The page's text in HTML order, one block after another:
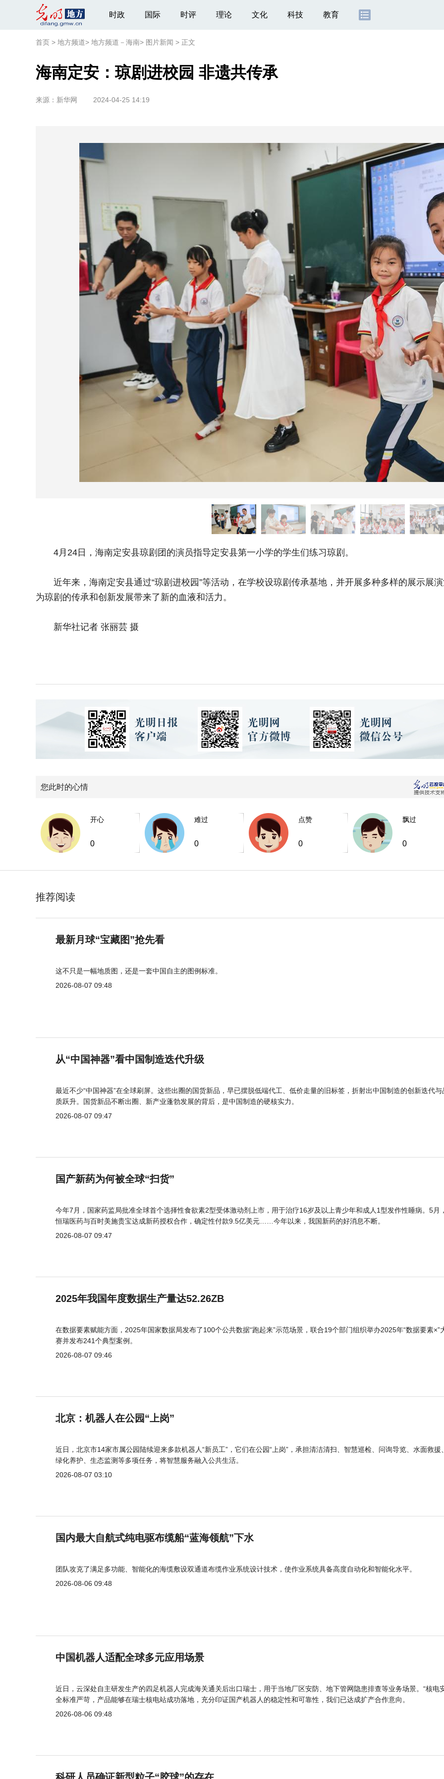
时政 国际 时评 理论 文化 科技 教育
首页 > 地方频道> 地方频道－海南> 图片新闻 > 正文
海南定安：琼剧进校园 非遗共传承
来源： 新华网 2024-04-25 14:19
4月24日，海南定安县琼剧团的演员指导定安县第一小学的学生们练习琼剧。
近年来，海南定安县通过“琼剧进校园”等活动，在学校设琼剧传承基地，并开展多种多样的展示展
为琼剧的传承和创新发展带来了新的血液和活力。
新华社记者 张丽芸 摄
您此时的心情
开心
0
难过
0
点赞
0
飘过
0
推荐阅读
最新月球“宝藏图”抢先看
这不只是一幅地质图，还是一套中国自主的图例标准。
2026-08-07 09:48
从“中国神器”看中国制造迭代升级
最近不少“中国神器”在全球刷屏。这些出圈的国货新品，早已摆脱低端代工、低价走量的旧标签，折射出中国制造的创新迭代与
质跃升。国货新品不断出圈、新产业蓬勃发展的背后，是中国制造的硬核实力。
2026-08-07 09:47
国产新药为何被全球“扫货”
今年7月，国家药监局批准全球首个选择性食欲素2型受体激动剂上市，用于治疗16岁及以上青少年和成人1型发作性睡病。5月
恒瑞医药与百时美施贵宝达成新药授权合作，确定性付款9.5亿美元……今年以来，我国新药的好消息不断。
2026-08-07 09:47
2025年我国年度数据生产量达52.26ZB
在数据要素赋能方面，2025年国家数据局发布了100个公共数据“跑起来”示范场景，联合19个部门组织举办2025年“数据要素×”
赛并发布241个典型案例。
2026-08-07 09:46
北京：机器人在公园“上岗”
近日，北京市14家市属公园陆续迎来多款机器人“新员工”，它们在公园“上岗”，承担清洁清扫、智慧巡检、问询导览、水面救援
绿化养护、生态监测等多项任务，将智慧服务融入公共生活。
2026-08-07 03:10
国内最大自航式纯电驱布缆船“蓝海领航”下水
团队攻克了满足多功能、智能化的海缆敷设双通道布缆作业系统设计技术，使作业系统具备高度自动化和智能化水平。
2026-08-06 09:48
中国机器人适配全球多元应用场景
近日，云深处自主研发生产的四足机器人完成海关通关后出口瑞士，用于当地厂区安防、地下管网隐患排查等业务场景。“核电
全标准严苛，产品能够在瑞士核电站成功落地，充分印证国产机器人的稳定性和可靠性，我们已达成扩产合作意向。
2026-08-06 09:48